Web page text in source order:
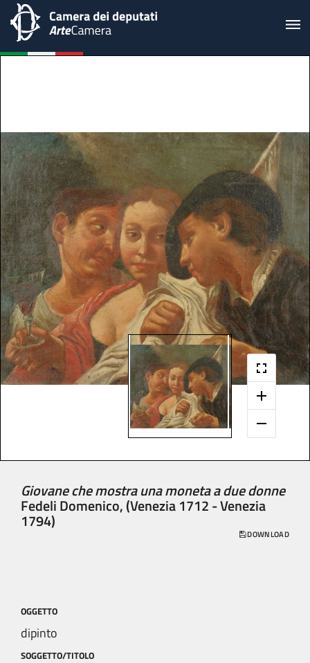
Giovane che mostra una moneta a due donne
Fedeli Domenico, (Venezia 1712 - Venezia
1794)
DOWNLOAD
OGGETTO
dipinto
SOGGETTO/TITOLO